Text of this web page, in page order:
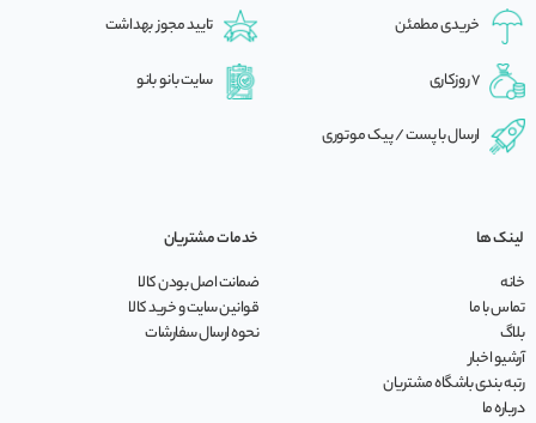
خریدی مطمئن تایید مجوز بهداشت
7 روزکاری سایت بانو بانو
ارسال با پست / پیک موتوری
لینک ها
خانه
تماس با ما
بلاگ
آرشیو اخبار
رتبه بندی باشگاه مشتریان
درباره ما
خدمات مشتریان
ضمانت اصل بودن کالا
قوانین سایت و خرید کالا
نحوه ارسال سفارشات